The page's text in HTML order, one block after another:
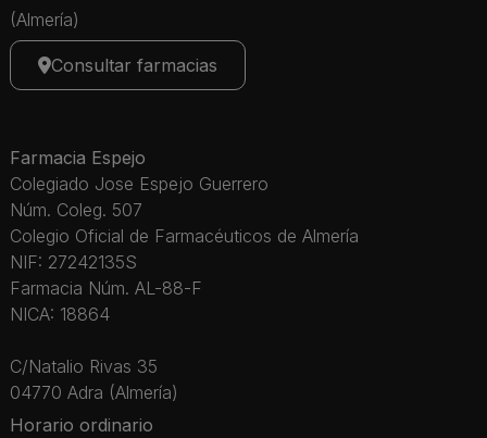
(Almería)
Consultar farmacias
Farmacia Espejo
Colegiado Jose Espejo Guerrero
Núm. Coleg. 507
Colegio Oficial de Farmacéuticos de Almería
NIF: 27242135S
Farmacia Núm. AL-88-F
NICA: 18864
C/Natalio Rivas 35
04770 Adra (Almería)
Horario ordinario